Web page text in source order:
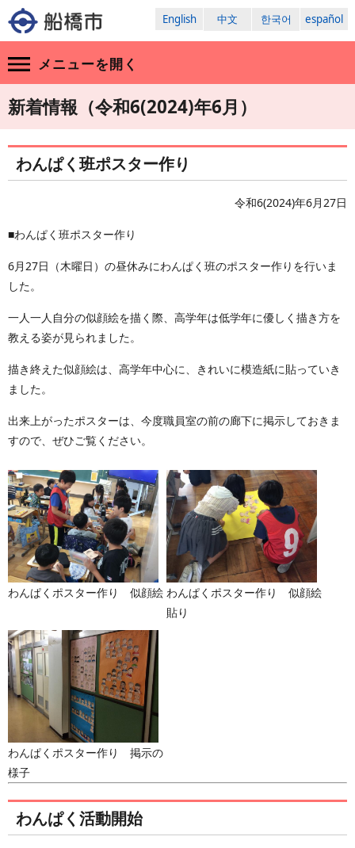
English 中文 한국어 español
メニューを開く
新着情報（令和6(2024)年6月）
わんぱく班ポスター作り
令和6(2024)年6月27日
■わんぱく班ポスター作り
6月27日（木曜日）の昼休みにわんぱく班のポスター作りを行いま
した。
一人一人自分の似顔絵を描く際、高学年は低学年に優しく描き方を
教える姿が見られました。
描き終えた似顔絵は、高学年中心に、きれいに模造紙に貼っていき
ました。
出来上がったポスターは、今度職員室の前の廊下に掲示しておきま
すので、ぜひご覧ください。
わんぱくポスター作り 似顔絵 わんぱくポスター作り 似顔絵
貼り
わんぱくポスター作り 掲示の
様子
わんぱく活動開始